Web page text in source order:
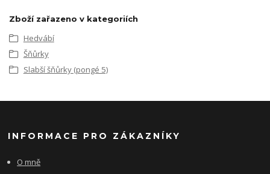
Zboží zařazeno v kategoriích
Hedvábí
Šňůrky
Slabší šňůrky (pongé 5)
INFORMACE PRO ZÁKAZNÍKY
O mně